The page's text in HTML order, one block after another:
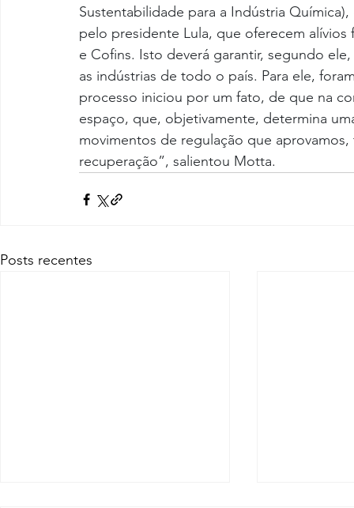
Sustentabilidade para a Indústria
pelo presidente Lula, que oferecem
e Cofins. Isto deverá garantir, segundo
as indústrias de todo o país. Para ele,
processo iniciou por um fato, de que na
espaço, que, objetivamente, determina
movimentos de regulação que
recuperação”, salientou Motta.
Posts recentes